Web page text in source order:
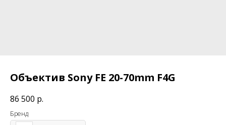
Объектив Sony FE 20-70mm F4G
86 500 р.
Бренд